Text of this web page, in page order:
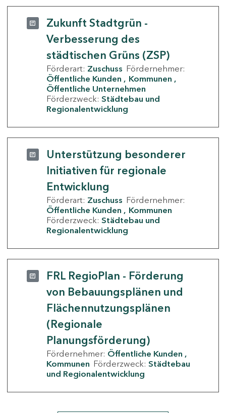
Zukunft Stadtgrün -
Verbesserung des
städtischen Grüns (ZSP)
Förderart: Zuschuss Fördernehmer:
Öffentliche Kunden
Kommunen
Öffentliche Unternehmen
Förderzweck: Städtebau und
Regionalentwicklung
Unterstützung besonderer
Initiativen für regionale
Entwicklung
Förderart: Zuschuss Fördernehmer:
Öffentliche Kunden
Kommunen
Förderzweck: Städtebau und
Regionalentwicklung
FRL RegioPlan - Förderung
von Bebauungsplänen und
Flächennutzungsplänen
(Regionale
Planungsförderung)
Fördernehmer: Öffentliche Kunden
Kommunen Förderzweck: Städtebau
und Regionalentwicklung